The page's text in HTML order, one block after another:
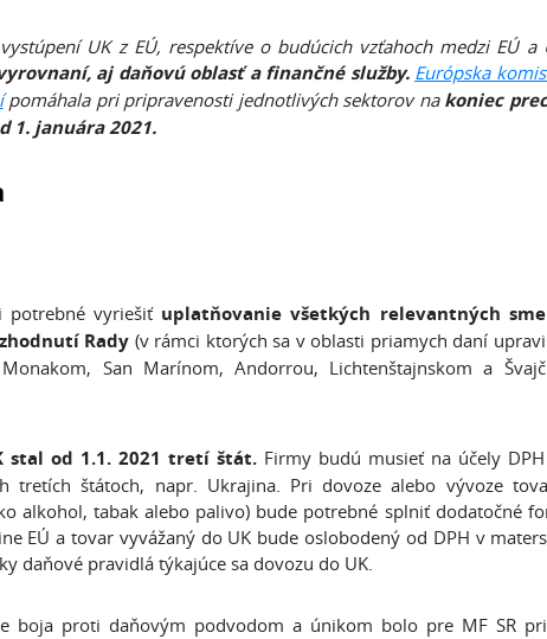
UK z EÚ, respektíve o budúcich vzťahoch medzi EÚ a
aj daňovú oblasť a finančné služby. Európska
pomáhala pri pripravenosti jednotlivých sektorov na koniec
1. januára 2021.
potrebné vyriešiť uplatňovanie všetkých relevantných
Rady (v rámci ktorých sa v oblasti priamych daní
San Marínom, Andorrou, Lichtenštajnskom a
stal od 1.1. 2021 tretí štát.Firmy budú musieť na účely
štátoch, napr. Ukrajina. Pri dovoze alebo vývoze
alkohol, tabak alebo palivo) bude potrebné splniť dodatočné
EÚ a tovar vyvážaný do UK bude oslobodený od DPH v
daňové pravidlá týkajúce sa dovozu do UK.
boja proti daňovým podvodom a únikom bolo pre MF SR